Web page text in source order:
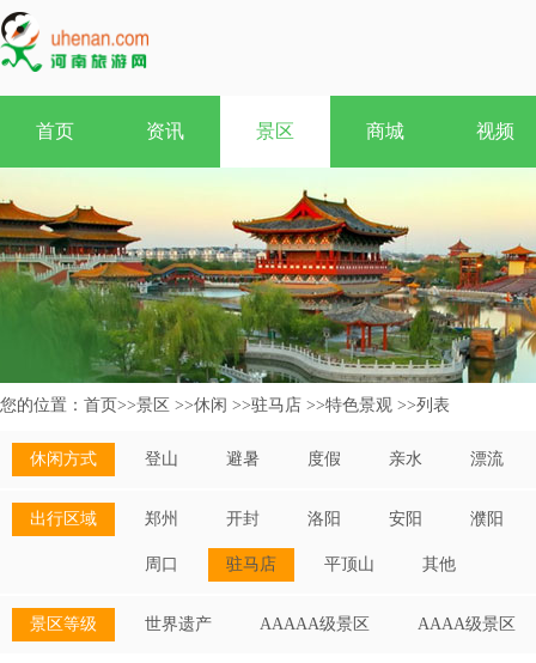
首页 资讯 景区 商城 视频
您的位置： 首页>>景区 >>休闲 >>驻马店 >>特色景观 >>列表
休闲方式 登山 避暑 度假 亲水 漂流
出行区域 郑州 开封 洛阳 安阳 濮阳
周口 驻马店 平顶山 其他
景区等级 世界遗产 AAAAA级景区 AAAA级景区